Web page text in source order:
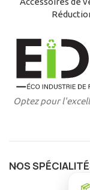
Optez pour
NOS